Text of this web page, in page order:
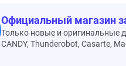
Официальный магазин
Только новые и оригинальные
CANDY, Thunderobot, Casarte,